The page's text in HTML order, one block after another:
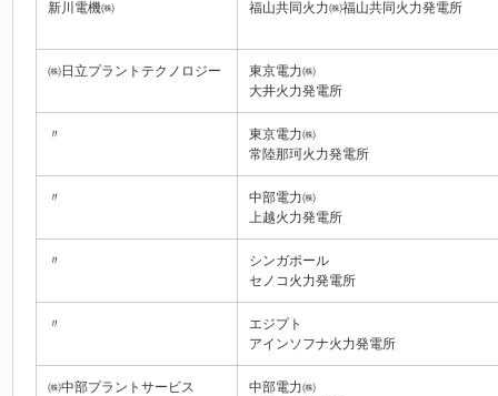
新川電機㈱ 福山共同火力㈱福山共同火力発電所
㈱日立プラントテクノロジー
東京電力㈱
大井火力発電所
〃
東京電力㈱
常陸那珂火力発電所
〃
中部電力㈱
上越火力発電所
〃
シンガポール
セノコ火力発電所
〃
エジプト
アインソフナ火力発電所
㈱中部プラントサービス
中部電力㈱